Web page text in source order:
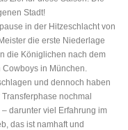
Stadt!
in der Hitzeschlacht von
die erste Niederlage
die Königlichen nach dem
in München.
und dennoch haben
nochmal
darunter viel Erfahrung im
das ist namhaft und